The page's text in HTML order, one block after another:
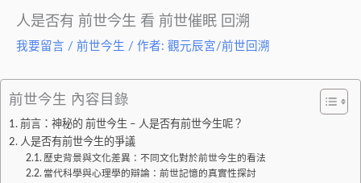
人是否有 前世今生 看 前世催眠 回溯
我要留言 / 前世今生 / 作者: 觀元辰宮/前世回溯
前世今生 內容目錄
前言：神秘的 前世今生 – 人是否有前世今生呢？
人是否有前世今生的爭議
歷史背景與文化差異：不同文化對於前世今生的看法
當代科學與心理學的辯論：前世記憶的真實性探討